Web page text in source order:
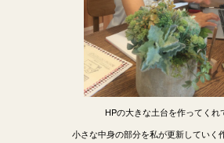
HPの大きな土台を作ってくれ
小さな中身の部分を私が更新していく